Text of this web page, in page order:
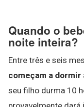
Quando o
noite inteira?
Entre três e seis
começam a dormir
seu filho durma 10